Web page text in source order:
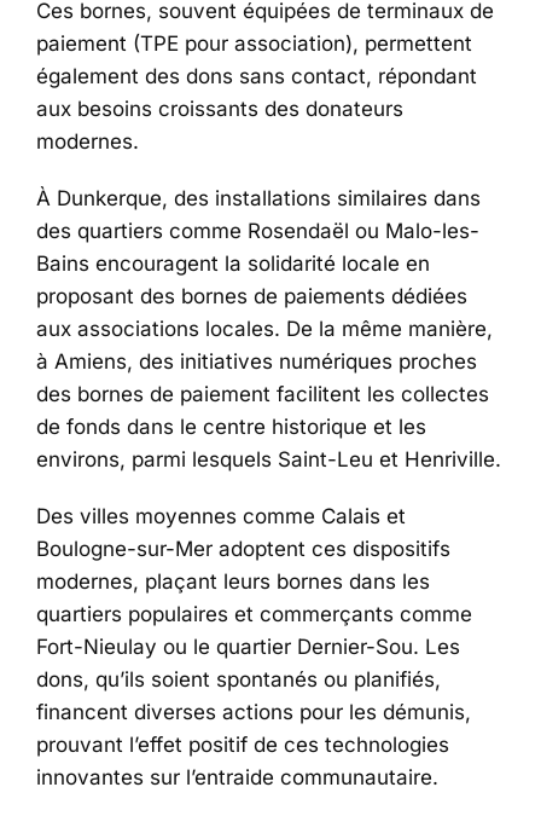
Ces bornes, souvent équipées de terminaux de
paiement (TPE pour association), permettent
également des dons sans contact, répondant
aux besoins croissants des donateurs
modernes.
À Dunkerque, des installations similaires dans
des quartiers comme Rosendaël ou Malo-les-
Bains encouragent la solidarité locale en
proposant des bornes de paiements dédiées
aux associations locales. De la même manière,
à Amiens, des initiatives numériques proches
des bornes de paiement facilitent les collectes
de fonds dans le centre historique et les
environs, parmi lesquels Saint-Leu et Henriville.
Des villes moyennes comme Calais et
Boulogne-sur-Mer adoptent ces dispositifs
modernes, plaçant leurs bornes dans les
quartiers populaires et commerçants comme
Fort-Nieulay ou le quartier Dernier-Sou. Les
dons, qu’ils soient spontanés ou planifiés,
financent diverses actions pour les démunis,
prouvant l’effet positif de ces technologies
innovantes sur l’entraide communautaire.